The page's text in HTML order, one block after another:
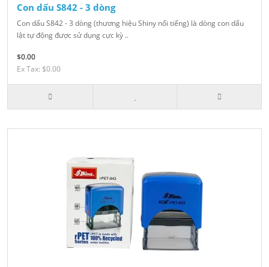
Con dấu S842 - 3 dòng
Con dấu S842 - 3 dòng (thương hiệu Shiny nổi tiếng) là dòng con dấu
lật tự động được sử dụng cực kỳ ..
$0.00
Ex Tax: $0.00